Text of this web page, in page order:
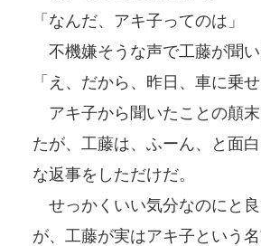
「なんだ、アキ子ってのは」
不機嫌そうな声で工藤が聞い
「え、だから、昨日、車に乗
アキ子から聞いたことの顛
たが、工藤は、ふーん、と面
な返事をしただけだ。
せっかくいい気分なのにと
が、工藤が実はアキ子という